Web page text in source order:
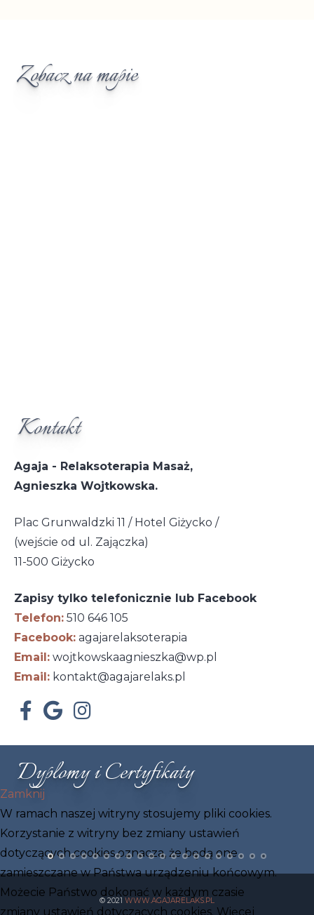
Zobacz na mapie
Kontakt
Agaja - Relaksoterapia Masaż,
Agnieszka Wojtkowska.
Plac Grunwaldzki 11 / Hotel Giżycko /
(wejście od ul. Zajączka)
11-500 Giżycko
Zapisy tylko telefonicznie lub Facebook
Telefon: 510 646 105
Facebook: agajarelaksoterapia
Email: wojtkowskaagnieszka@wp.pl
Email: kontakt@agajarelaks.pl
Dyplomy i Certyfikaty
© 2021 WWW.AGAJARELAKS.PL
Zamknij
W ramach naszej witryny stosujemy pliki cookies.
Korzystanie z witryny bez zmiany ustawień
dotyczących cookies oznacza, że będą one
zamieszczane w Państwa urządzeniu końcowym.
Możecie Państwo dokonać w każdym czasie
zmiany ustawień dotyczących cookies. Więcej